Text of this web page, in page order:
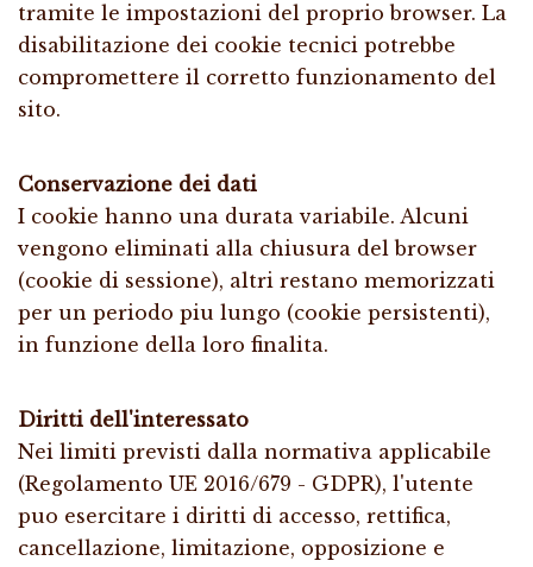
tramite le impostazioni del proprio browser. La
disabilitazione dei cookie tecnici potrebbe
compromettere il corretto funzionamento del
sito.
Conservazione dei dati
I cookie hanno una durata variabile. Alcuni
vengono eliminati alla chiusura del browser
(cookie di sessione), altri restano memorizzati
per un periodo piu lungo (cookie persistenti),
in funzione della loro finalita.
Diritti dell'interessato
Nei limiti previsti dalla normativa applicabile
(Regolamento UE 2016/679 - GDPR), l'utente
puo esercitare i diritti di accesso, rettifica,
cancellazione, limitazione, opposizione e